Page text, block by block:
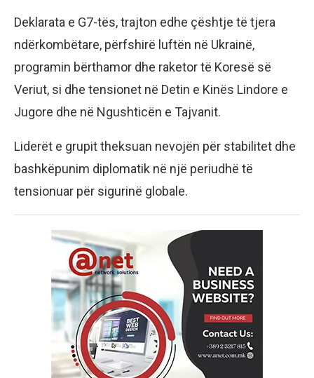
Deklarata e G7-tës, trajton edhe çështje të tjera
ndërkombëtare, përfshirë luftën në Ukrainë,
programin bërthamor dhe raketor të Koresë së
Veriut, si dhe tensionet në Detin e Kinës Lindore e
Jugore dhe në Ngushticën e Tajvanit.
Liderët e grupit theksuan nevojën për stabilitet dhe
bashkëpunim diplomatik në një periudhë të
tensionuar për sigurinë globale.